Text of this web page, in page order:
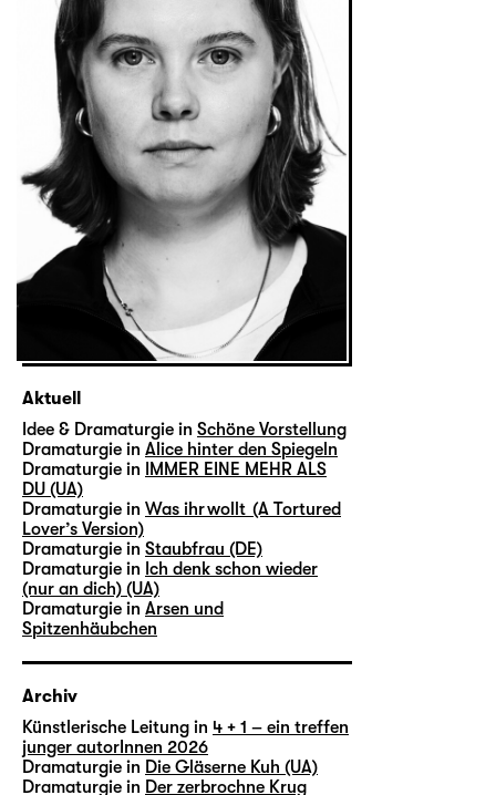
Aktuell
Idee & Dramaturgie in Schöne Vorstellung
Dramaturgie in Alice hinter den Spiegeln
Dramaturgie in
IMMER EINE MEHR ALS
DU (UA)
Dramaturgie in Was ihr wollt (A Tortured
Lover’s Version)
Dramaturgie in Staubfrau (DE)
Dramaturgie in Ich denk schon wieder
(nur an dich) (UA)
Dramaturgie in Arsen und
Spitzenhäubchen
Archiv
Künstlerische Leitung in 4 + 1 – ein treffen
junger autorInnen 2026
Dramaturgie in Die Gläserne Kuh (UA)
Dramaturgie in Der zerbrochne Krug